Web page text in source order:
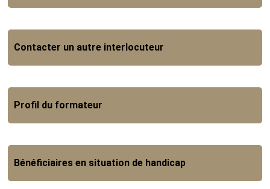
Contacter un autre interlocuteur
Profil du formateur
Bénéficiaires en situation de handicap